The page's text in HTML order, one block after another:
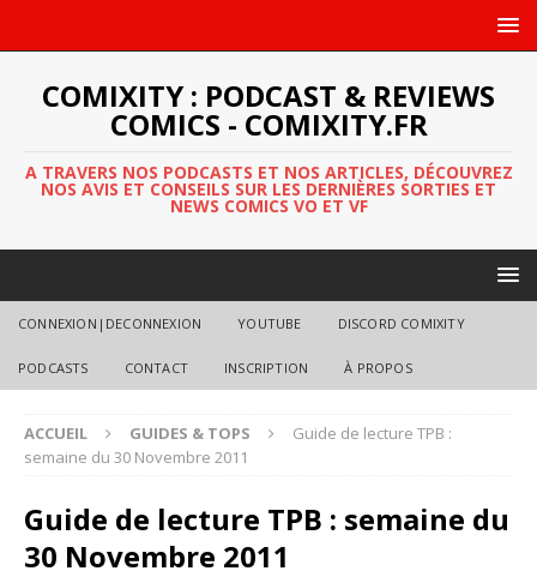
COMIXITY : PODCAST & REVIEWS
COMICS - COMIXITY.FR
A TRAVERS NOS PODCASTS ET NOS ARTICLES, DÉCOUVREZ
NOS AVIS ET CONSEILS SUR LES DERNIÈRES SORTIES ET
NEWS COMICS VO ET VF
CONNEXION|DECONNEXION YOUTUBE DISCORD COMIXITY
PODCASTS CONTACT INSCRIPTION À PROPOS
ACCUEIL GUIDES & TOPS
Guide de lecture TPB :
semaine du 30 Novembre 2011
Guide de lecture TPB : semaine du
30 Novembre 2011